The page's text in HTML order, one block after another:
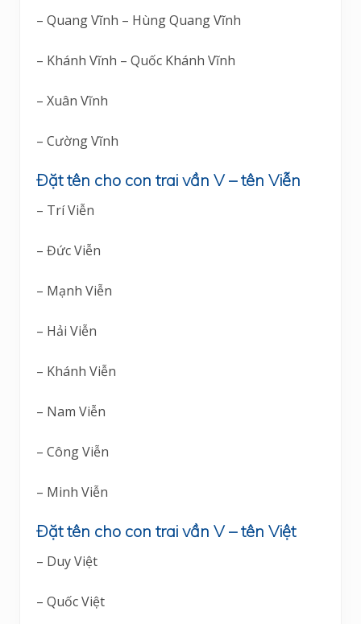
– Quang Vĩnh – Hùng Quang Vĩnh
– Khánh Vĩnh – Quốc Khánh Vĩnh
– Xuân Vĩnh
– Cường Vĩnh
Đặt tên cho con trai vần V – tên Viễn
– Trí Viễn
– Đức Viễn
– Mạnh Viễn
– Hải Viễn
– Khánh Viễn
– Nam Viễn
– Công Viễn
– Minh Viễn
Đặt tên cho con trai vần V – tên Việt
– Duy Việt
– Quốc Việt